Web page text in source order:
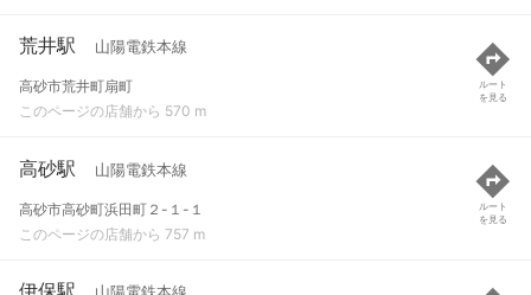
荒井駅 山陽電鉄本線
高砂市荒井町扇町
このページの店舗から 570 m
ルート
を見る
高砂駅 山陽電鉄本線
高砂市高砂町浜田町２-１-１
このページの店舗から 757 m
ルート
を見る
伊保駅